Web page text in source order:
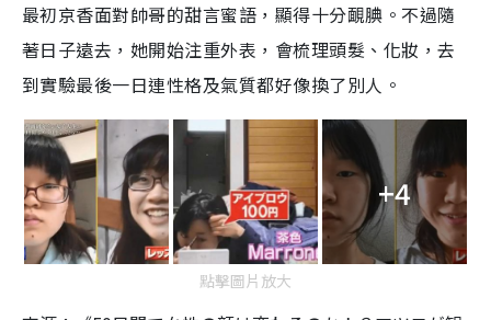
最初京香面對帥哥的甜言蜜語，顯得十分靦腆。不過隨
著日子遠去，她開始注重外表，會梳理頭髮、化妝，去
到實驗最後一日連性格及氣質都好像換了別人。
+4
點擊圖片放大